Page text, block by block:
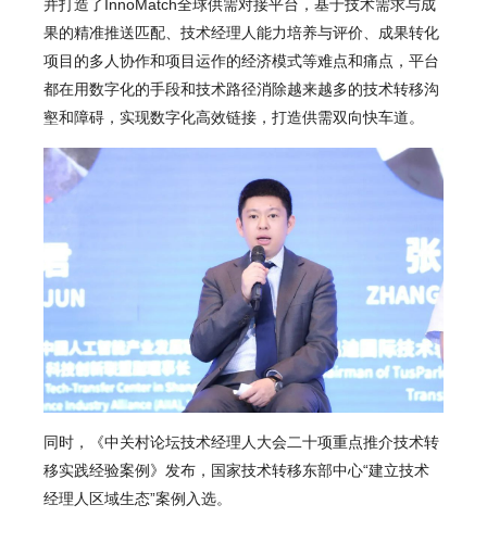
并打造了InnoMatch全球供需对接平台，基于技术需求与成
果的精准推送匹配、技术经理人能力培养与评价、成果转化
项目的多人协作和项目运作的经济模式等难点和痛点，平台
都在用数字化的手段和技术路径消除越来越多的技术转移沟
壑和障碍，实现数字化高效链接，打造供需双向快车道。
同时，《中关村论坛技术经理人大会二十项重点推介技术转
移实践经验案例》发布， 国家技术转移东部中心“建立技术
经理人区域生态”案例入选。